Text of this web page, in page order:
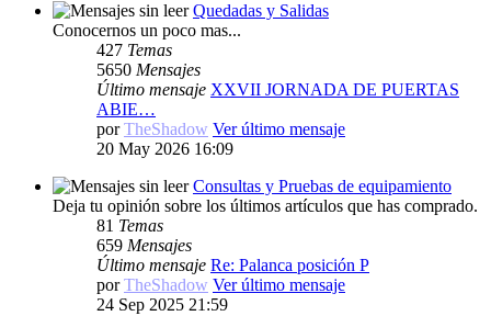
Quedadas y Salidas
Conocernos un poco mas...
427 Temas
5650 Mensajes
Último mensaje XXVII JORNADA DE PUERTAS
ABIE…
porTheShadow Ver último mensaje
20 May 2026 16:09
Consultas y Pruebas de equipamiento
Deja tu opinión sobre los últimos artículos que has comprado.
81 Temas
659 Mensajes
Último mensaje Re: Palanca posición P
porTheShadow Ver último mensaje
24 Sep 2025 21:59